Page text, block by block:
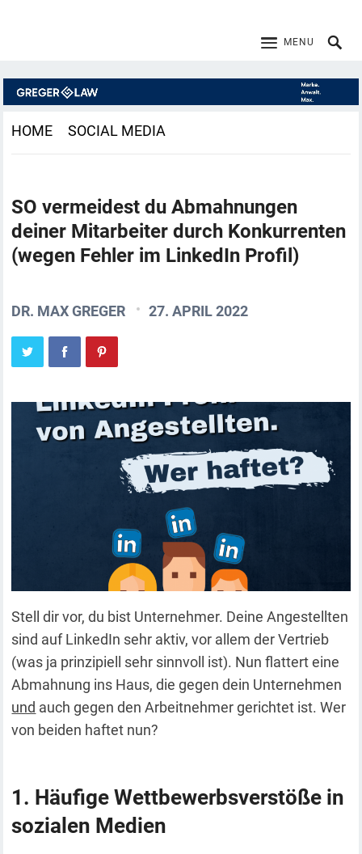
MENU
HOME SOCIAL MEDIA
SO vermeidest du Abmahnungen
deiner Mitarbeiter durch Konkurrenten
(wegen Fehler im LinkedIn Profil)
DR. MAX GREGER 27. APRIL 2022
Stell dir vor, du bist Unternehmer. Deine Angestellten
sind auf LinkedIn sehr aktiv, vor allem der Vertrieb
(was ja prinzipiell sehr sinnvoll ist). Nun flattert eine
Abmahnung ins Haus, die gegen dein Unternehmen
und auch gegen den Arbeitnehmer gerichtet ist. Wer
von beiden haftet nun?
Häufige Wettbewerbsverstöße in
sozialen Medien